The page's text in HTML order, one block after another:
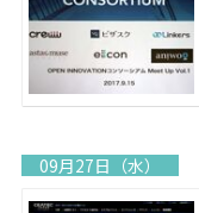
09月27日（水）